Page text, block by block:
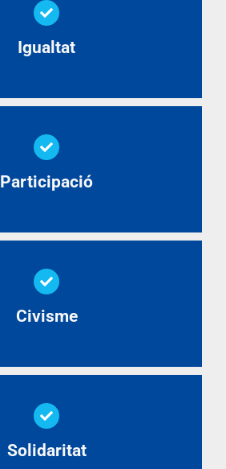
Igualtat
Participació
Civisme
Solidaritat